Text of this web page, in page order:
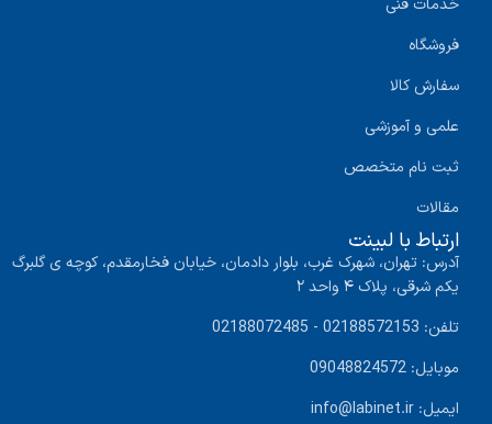
خدمات فنی
فروشگاه
سفارش کالا
علمی و آموزشی
ثبت نام متخصص
مقالات
ارتباط با لبینت
آدرس: تهران، شهرک غرب، بلوار دادمان، خیابان فخارمقدم، کوچه ی گلبرگ
یکم شرقی، پلاک ۴ واحد ۲
تلفن: 02188572153 - 02188072485
موبایل: 09048824572
ایمیل: info@labinet.ir